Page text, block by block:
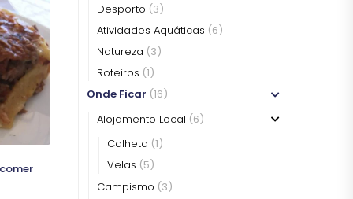
O QUE COMER
O QUE COMER
O QUE COMER
O QUE COMER
Desporto (3)
Atividades Aquáticas (6)
Natureza (3)
Roteiros (1)
Onde Ficar (16)
Alojamento Local (6)
Calheta (1)
Velas (5)
Campismo (3)